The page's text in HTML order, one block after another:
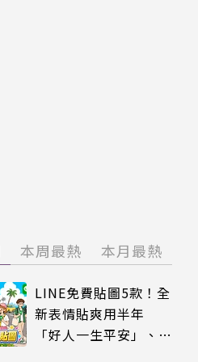
本周最熱 本月最熱
LINE免費貼圖5款！全
新表情貼爽用半年
「好人一生平安」、